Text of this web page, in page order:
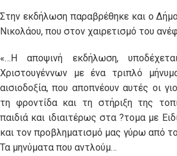
Στην εκδήλωση παραβρέθηκε και ο
Νικολάου, που στον χαιρετισμό του
«…Η αποψινή εκδήλωση,
Χριστουγέννων με ένα τριπλό
αισιοδοξία, που αποπνέουν αυτές οι
τη φροντίδα και τη στήριξη της
παιδιά και ιδιαιτέρως στα ?τομα με
και τον προβληματισμό μας γύρω από
Τα μηνύματα που αντλούμ…